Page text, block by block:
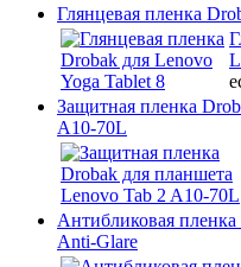
Глянцевая пленка
Защитная пленка
A10-70L
Антибликовая
Anti-Glare